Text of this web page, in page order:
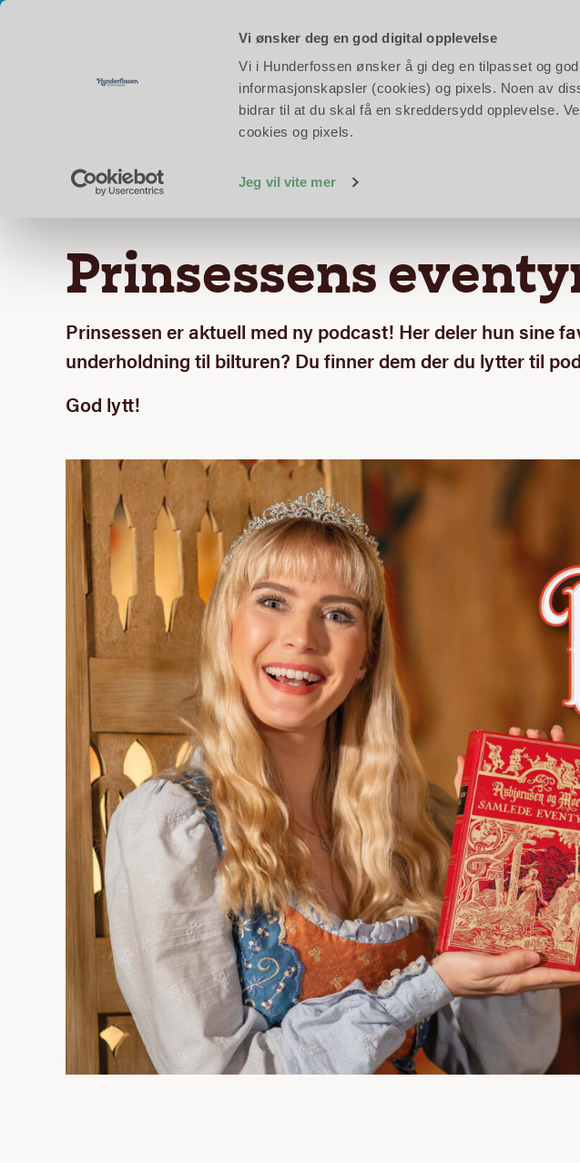
Vi ønsker deg en god digital opplevelse
Vi i Hunderfossen ønsker å gi deg en tilpasset og
informasjonskapsler (cookies) og pixels. Noen av
bidrar til at du skal få en skreddersydd opplevelse.
cookies og pixels.
Jeg vil vite mer
Opplev Hunderfossen Planlegg
Forsiden Prinsessens eventyr
Prinsessens
Prinsessen er aktuell med ny podcast! Her deler hun sine
underholdning til bilturen? Du finner dem der du lytter til
God lytt!